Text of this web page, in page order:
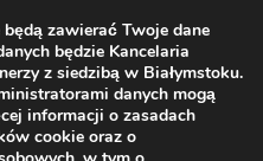
oddział w Warszawie
00-750, tel. +48
604 911 128
zawierać Twoje dane
będzie Kancelaria
z siedzibą w Białymstoku.
danych mogą
informacji o zasadach
cookie oraz o